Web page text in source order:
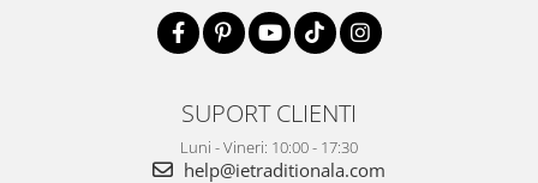
SUPORT CLIENTI
Luni - Vineri: 10:00 - 17:30
help@ietraditionala.com